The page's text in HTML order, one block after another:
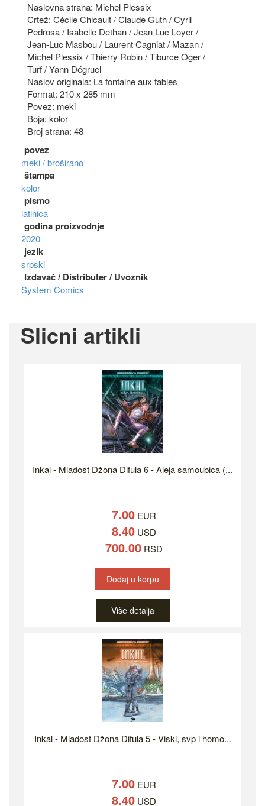
Naslovna strana: Michel Plessix
Crtež: Cécile Chicault / Claude Guth / Cyril
Pedrosa / Isabelle Dethan / Jean Luc Loyer /
Jean-Luc Masbou / Laurent Cagniat / Mazan /
Michel Plessix / Thierry Robin / Tiburce Oger /
Turf / Yann Dégruel
Naslov originala: La fontaine aux fables
Format: 210 x 285 mm
Povez: meki
Boja: kolor
Broj strana: 48
povez
meki / broširano
štampa
kolor
pismo
latinica
godina proizvodnje
2020
jezik
srpski
Izdavač / Distributer / Uvoznik
System Comics
Slicni artikli
Inkal - Mladost Džona Difula 6 - Aleja samoubica (...
7.00 EUR
8.40 USD
700.00 RSD
Dodaj u korpu
Više detalja
Inkal - Mladost Džona Difula 5 - Viski, svp i homo...
7.00 EUR
8.40 USD